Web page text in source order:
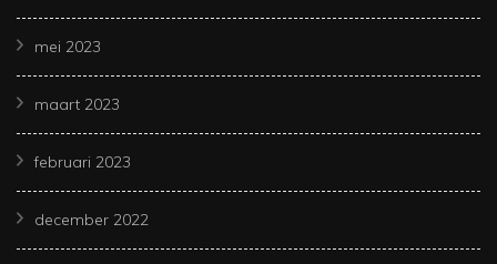
mei 2023
maart 2023
februari 2023
december 2022